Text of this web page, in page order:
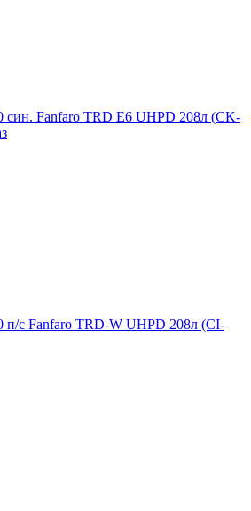
син. Fanfaro TRD E6 UHPD 208л (CK-
п/с Fanfaro TRD-W UHPD 208л (CI-